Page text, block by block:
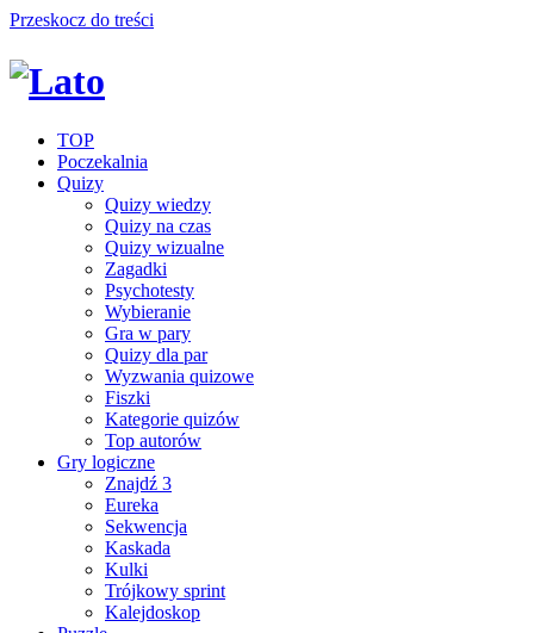
Przeskocz do treści
TOP
Poczekalnia
Quizy
Quizy wiedzy
Quizy na czas
Quizy wizualne
Zagadki
Psychotesty
Wybieranie
Gra w pary
Quizy dla par
Wyzwania quizowe
Fiszki
Kategorie quizów
Top autorów
Gry logiczne
Znajdź 3
Eureka
Sekwencja
Kaskada
Kulki
Trójkowy sprint
Kalejdoskop